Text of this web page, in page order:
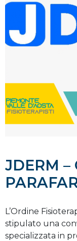
JDERM –
L’Ordine
stipulato una
specializzata in